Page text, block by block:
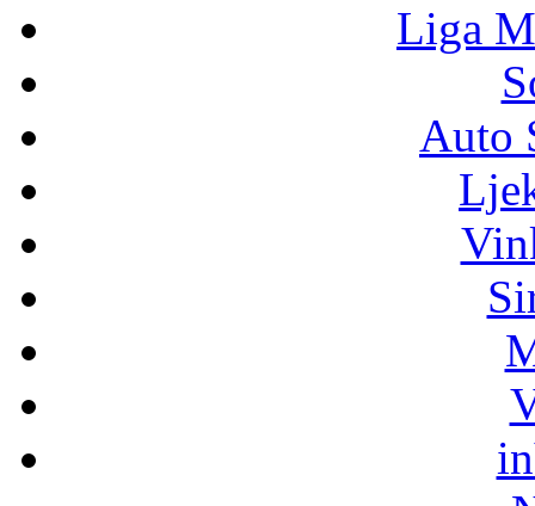
Liga
Auto